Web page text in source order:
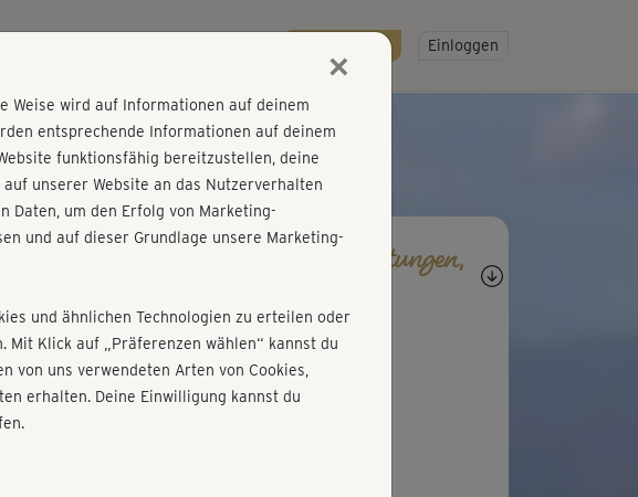
Gratis testen! Einloggen
Fragen, Antworten, Bewertungen,
K
Katharina393
Kleine erweiterte Hinweise
×
Weise wird auf Informationen auf deinem
entsprechende Informationen auf deinem
funktionsfähig bereitzustellen, deine
unserer Website an das Nutzerverhalten
Daten, um den Erfolg von Marketing-
und auf dieser Grundlage unsere Marketing-
und ähnlichen Technologien zu erteilen oder
Mit Klick auf „Präferenzen wählen“ kannst du
von uns verwendeten Arten von Cookies,
erhalten. Deine Einwilligung kannst du